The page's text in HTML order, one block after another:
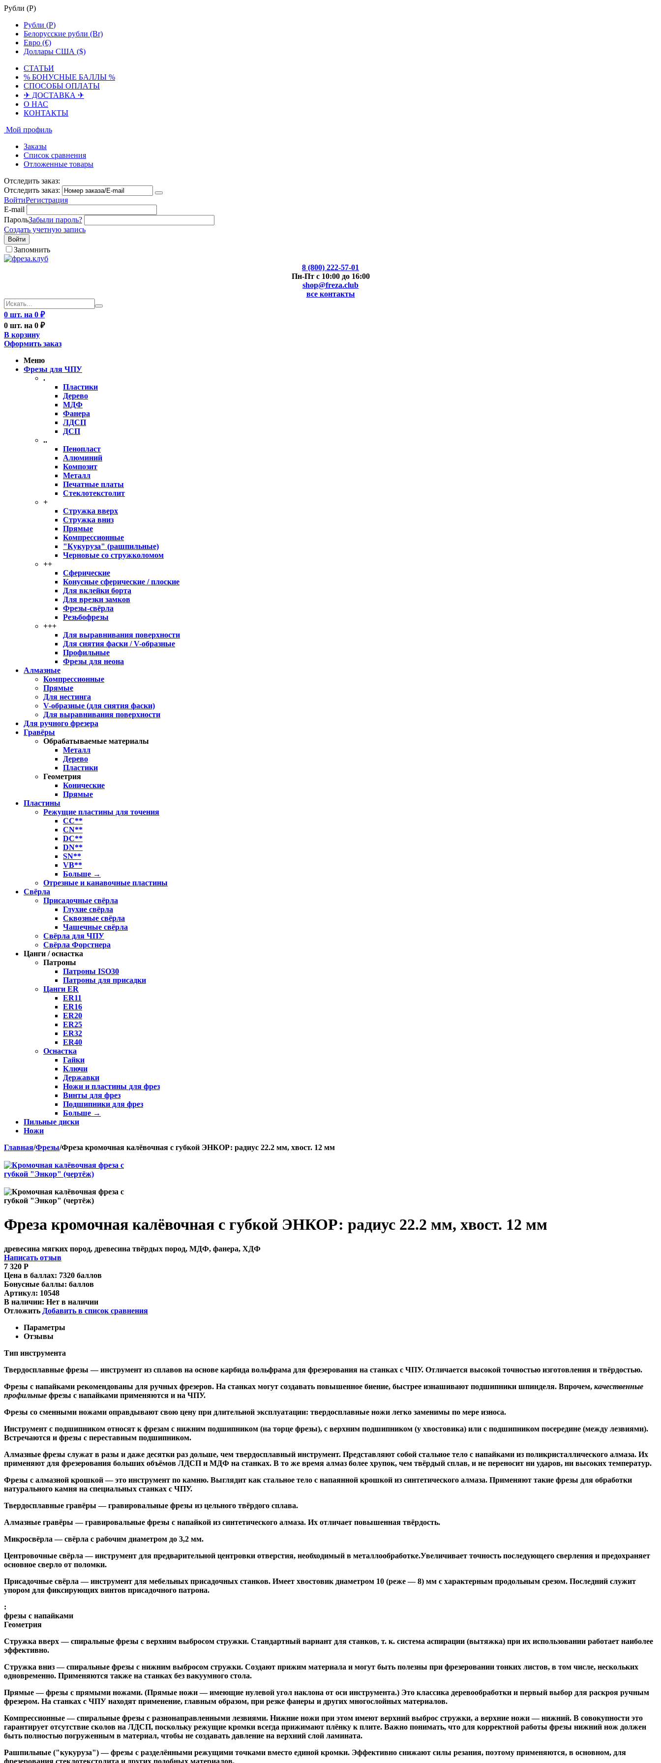
Рубли (Р)
Рубли (Р)
Белорусские рубли (Br)
Евро (€)
Доллары США ($)
СТАТЬИ
% БОНУСНЫЕ БАЛЛЫ %
СПОСОБЫ ОПЛАТЫ
✈ ДОСТАВКА ✈
О НАС
КОНТАКТЫ
Мой профиль
Заказы
Список сравнения
Отложенные товары
Отследить заказ:
Отследить заказ:
ВойтиРегистрация
E-mail
ПарольЗабыли пароль?
Создать учетную запись
Войти
Запомнить
8 (800) 222-57-01
Пн-Пт с 10:00 до 16:00
shop@freza.club
все контакты
0 шт. на 0 ₽
0 шт. на 0 ₽
В корзину
Оформить заказ
Меню
Фрезы для ЧПУ
.
Пластики
Дерево
МДФ
Фанера
ЛДСП
ДСП
..
Пенопласт
Алюминий
Композит
Металл
Печатные платы
Стеклотекстолит
+
Стружка вверх
Стружка вниз
Прямые
Компрессионные
"Кукуруза" (рашпильные)
Черновые со стружколомом
++
Сферические
Конусные сферические / плоские
Для вклейки борта
Для врезки замков
Фрезы-свёрла
Резьбофрезы
+++
Для выравнивания поверхности
Для снятия фаски / V-образные
Профильные
Фрезы для неона
Алмазные
Компрессионные
Прямые
Для нестинга
V-образные (для снятия фаски)
Для выравнивания поверхности
Для ручного фрезера
Гравёры
Обрабатываемые материалы
Металл
Дерево
Пластики
Геометрия
Конические
Прямые
Пластины
Режущие пластины для точения
CC**
CN**
DC**
DN**
SN**
VB**
Больше →
Отрезные и канавочные пластины
Свёрла
Присадочные свёрла
Глухие свёрла
Сквозные свёрла
Чашечные свёрла
Свёрла для ЧПУ
Свёрла Форстнера
Цанги / оснастка
Патроны
Патроны ISO30
Патроны для присадки
Цанги ER
ER11
ER16
ER20
ER25
ER32
ER40
Оснастка
Гайки
Ключи
Державки
Ножи и пластины для фрез
Винты для фрез
Подшипники для фрез
Больше →
Пильные диски
Ножи
Главная/Фрезы/Фреза кромочная калёвочная с губкой ЭНКОР: радиус 22.2 мм, хвост. 12 мм
Фреза кромочная калёвочная с губкой ЭНКОР: радиус 22.2 мм, хвост. 12 мм
древесина мягких пород, древесина твёрдых пород, МДФ, фанера, ХДФ
Написать отзыв
7 320 Р
Цена в баллах: 7320 баллов
Бонусные баллы: баллов
Артикул: 10548
В наличии: Нет в наличии
Отложить Добавить в список сравнения
Параметры
Отзывы
Тип инструмента
Твердосплавные фрезы — инструмент из сплавов на основе карбида вольфрама для фрезерования на станках с ЧПУ. Отличается высокой точностью изготовления и твёрдостью.
Фрезы с напайками рекомендованы для ручных фрезеров. На станках могут создавать повышенное биение, быстрее изнашивают подшипники шпинделя. Впрочем, качественные
профильные фрезы с напайками применяются и на ЧПУ.
Фрезы со сменными ножами оправдывают свою цену при длительной эксплуатации: твердосплавные ножи легко заменимы по мере износа.
Инструмент с подшипником относят к фрезам с нижним подшипником (на торце фрезы), с верхним подшипником (у хвостовика) или с подшипником посередине (между лезвиями).
Встречаются и фрезы с переставным подшипником.
Алмазные фрезы служат в разы и даже десятки раз дольше, чем твердосплавный инструмент. Представляют собой стальное тело с напайками из поликристаллического алмаза. Их
применяют для фрезерования больших объёмов ЛДСП и МДФ на станках. В то же время алмаз более хрупок, чем твёрдый сплав, и не переносит ни ударов, ни высоких температур.
Фрезы с алмазной крошкой— это инструмент по камню. Выглядит как стальное тело с напаянной крошкой из синтетического алмаза. Применяют такие фрезы для обработки
натурального камня на специальных станках с ЧПУ.
Твердосплавные гравёры — гравировальные фрезы из цельного твёрдого сплава.
Алмазные гравёры — гравировальные фрезы с напайкой из синтетического алмаза. Их отличает повышенная твёрдость.
Микросвёрла — свёрла с рабочим диаметром до 3,2 мм.
Центровочные свёрла — инструмент для предварительной центровки отверстия, необходимый в металлообработке.Увеличивает точность последующего сверления и предохраняет
основное сверло от поломки.
Присадочные свёрла — инструмент для мебельных присадочных станков. Имеет хвостовик диаметром 10 (реже — 8) мм с характерным продольным срезом. Последний служит
упором для фиксирующих винтов присадочного патрона.
:
фрезы с напайками
Геометрия
Стружка вверх— спиральные фрезы с верхним выбросом стружки. Стандартный вариант для станков, т. к. система аспирации (вытяжка) при их использовании работает наиболее
эффективно.
Стружка вниз— спиральные фрезы с нижним выбросом стружки. Создают прижим материала и могут быть полезны при фрезеровании тонких листов, в том числе, нескольких
одновременно. Применяются также на станках без вакуумного стола.
Прямые— фрезы с прямыми ножами. (Прямые ножи — имеющие нулевой угол наклона от оси инструмента.) Это классика деревообработки и первый выбор для раскроя ручным
фрезером. На станках с ЧПУ находят применение, главным образом, при резке фанеры и других многослойных материалов.
Компрессионные— спиральные фрезы с разнонаправленными лезвиями. Нижние ножи при этом имеют верхний выброс стружки, а верхние ножи — нижний. В совокупности это
гарантирует отсутствие сколов на ЛДСП, поскольку режущие кромки всегда прижимают плёнку к плите. Важно понимать, что для корректной работы фрезы нижний нож должен
быть полностью погруженным в материал, чтобы не создавать давление на верхний слой ламината.
Рашпильные ("кукуруза")— фрезы с разделёнными режущими точками вместо единой кромки. Эффективно снижают силы резания, поэтому применяются, в основном, для
фрезерования стеклотекстолита и других подобных материалов.